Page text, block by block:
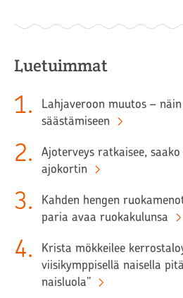
Luetuimmat
1.
Lahjaveroon muutos –
säästämiseen
2.
Ajoterveys ratkaisee,
ajokortin
3.
Kahden hengen
paria avaa ruokakulunsa
4.
Krista mökkeilee
viisikymppisellä naisella
naisluola”